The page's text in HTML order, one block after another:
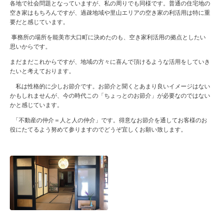
各地で社会問題となっていますが、私の周りでも同様です。普通の住宅地の
空き家はもちろんですが、過疎地域や里山エリアの空き家の利活用は特に重
要だと感じています。
事務所の場所を能美市大口町に決めたのも、空き家利活用の拠点としたい
思いからです。
まだまだこれからですが、地域の方々に喜んで頂けるような活用をしていき
たいと考えております。
私は性格的に少しお節介です。お節介と聞くとあまり良いイメージはない
かもしれませんが、今の時代この「ちょっとのお節介」が必要なのではない
かと感じています。
「不動産の仲介＝人と人の仲介」です。得意なお節介を通してお客様のお
役にたてるよう努めて参りますのでどうぞ宜しくお願い致します。